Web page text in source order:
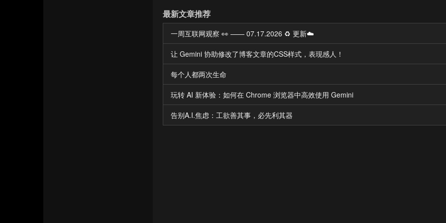
最新文章推荐
一周互联网观察 👀 —— 07.17.2026 ♻️ 更新☁️
让 Gemini 协助修改了博客文章的CSS样式，表现感人！
每个人都两次生命
玩转 AI 新体验：如何在 Chrome 浏览器中高效使用 Gemini
告别A.I.焦虑：工欲善其事，必先利其器